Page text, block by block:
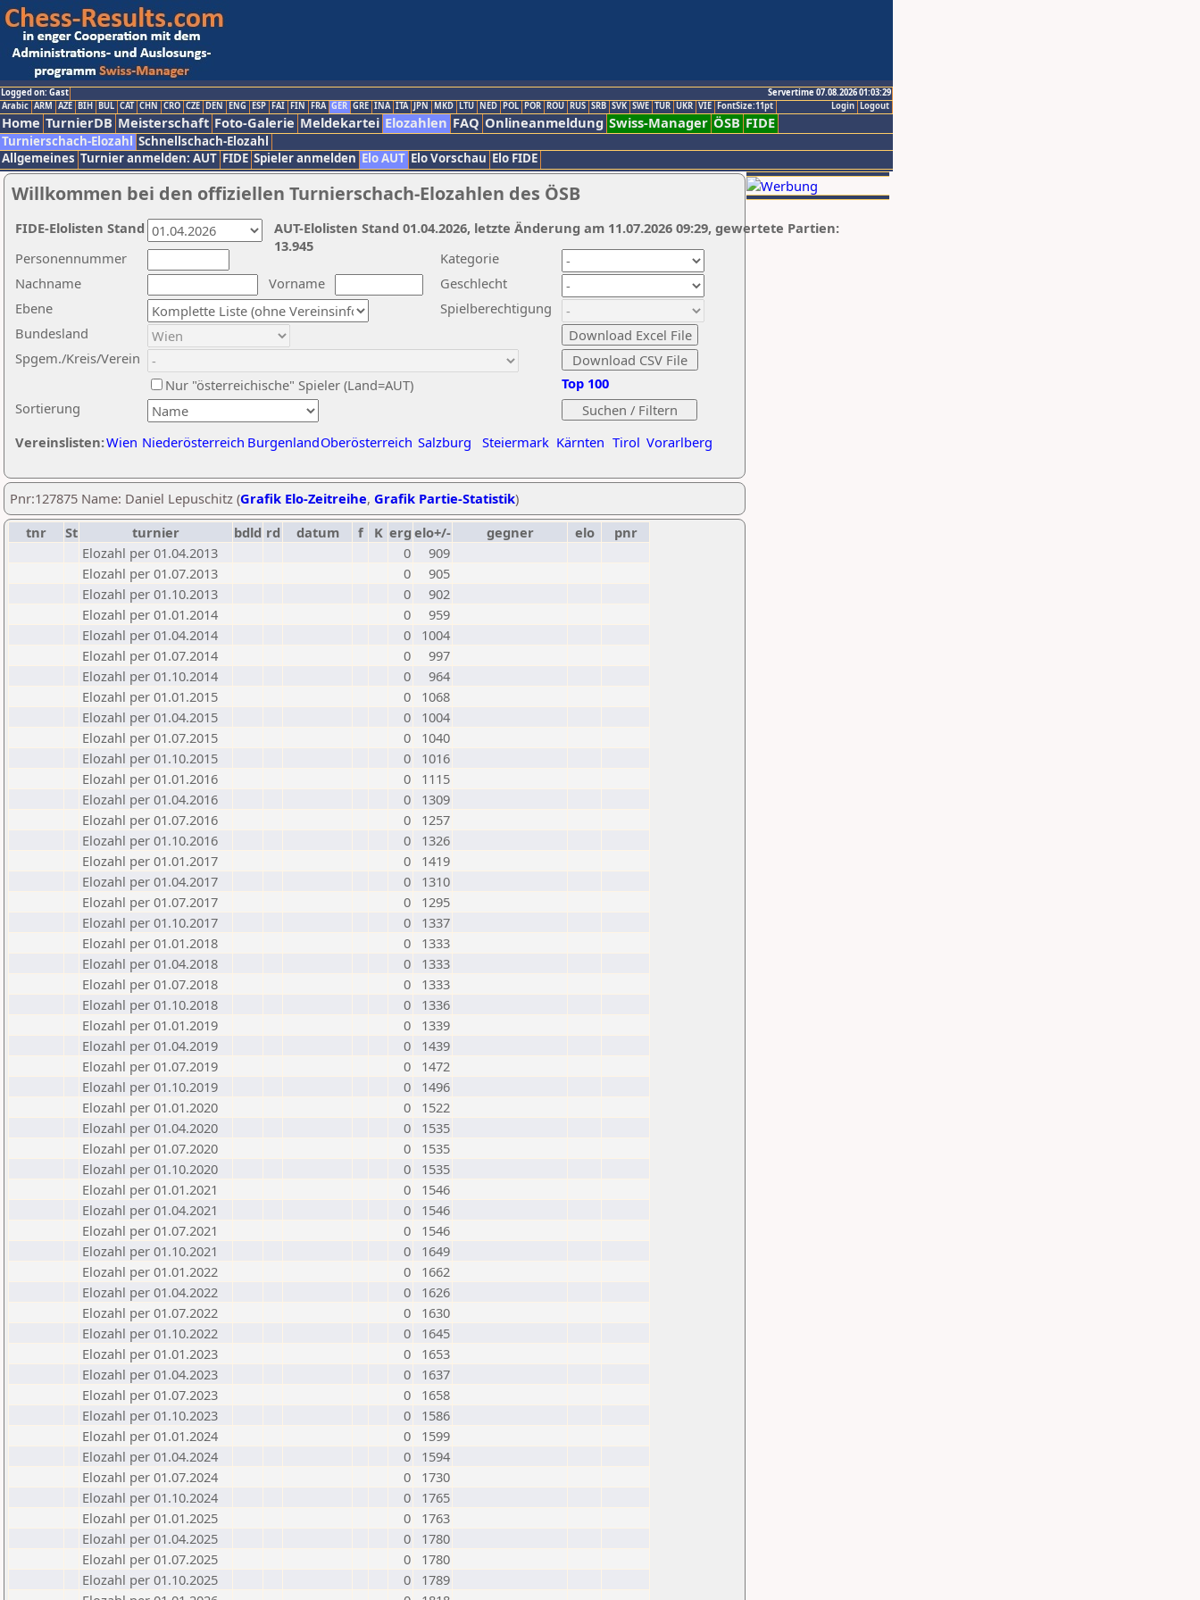
Logged on: Gast
Servertime 07.08.2026 01:03:29
Logout
Login
Arabic ARM AZE BIH BUL CAT CHN CRO CZE DEN ENG ESP FAI FIN FRA GER GRE INA ITA JPN MKD LTU NED POL POR ROU RUS SRB SVK SWE TUR UKR VIE FontSize:11pt
Home TurnierDB Meisterschaft Foto-Galerie Meldekartei Elozahlen FAQ Onlineanmeldung Swiss-Manager ÖSB FIDE
Turnierschach-Elozahl Schnellschach-Elozahl
Allgemeines Turnier anmelden: AUT FIDE Spieler anmelden Elo AUT Elo Vorschau Elo FIDE
Willkommen bei den offiziellen Turnierschach-Elozahlen des ÖSB
Nachname
Vorname
Ebene
Kategorie
Sortierung
Personennummer
Bundesland
Spgem./Kreis/Verein
Geschlecht
Nur "österreichische" Spieler (Land=AUT)
Spielberechtigung
Vereinslisten:Wien Niederösterreich BurgenlandOberösterreich Salzburg Steiermark Kärnten Tirol Vorarlberg
Top 100
AUT-Elolisten Stand 01.04.2026, letzte Änderung am 11.07.2026 09:29, gewertete Partien:
13.945
FIDE-Elolisten Stand
Pnr:127875 Name: Daniel Lepuschitz (Grafik Elo-Zeitreihe, Grafik Partie-Statistik)
tnr
St turnier bdld rd datum f K erg elo+/- gegner elo
pnr
Elozahl per 01.04.2013
0
909
Elozahl per 01.07.2013
0
905
Elozahl per 01.10.2013
0
902
Elozahl per 01.01.2014
0
959
Elozahl per 01.04.2014
0
1004
Elozahl per 01.07.2014
0
997
Elozahl per 01.10.2014
0
964
Elozahl per 01.01.2015
0
1068
Elozahl per 01.04.2015
0
1004
Elozahl per 01.07.2015
0
1040
Elozahl per 01.10.2015
0
1016
Elozahl per 01.01.2016
0
1115
Elozahl per 01.04.2016
0
1309
Elozahl per 01.07.2016
0
1257
Elozahl per 01.10.2016
0
1326
Elozahl per 01.01.2017
0
1419
Elozahl per 01.04.2017
0
1310
Elozahl per 01.07.2017
0
1295
Elozahl per 01.10.2017
0
1337
Elozahl per 01.01.2018
0
1333
Elozahl per 01.04.2018
0
1333
Elozahl per 01.07.2018
0
1333
Elozahl per 01.10.2018
0
1336
Elozahl per 01.01.2019
0
1339
Elozahl per 01.04.2019
0
1439
Elozahl per 01.07.2019
0
1472
Elozahl per 01.10.2019
0
1496
Elozahl per 01.01.2020
0
1522
Elozahl per 01.04.2020
0
1535
Elozahl per 01.07.2020
0
1535
Elozahl per 01.10.2020
0
1535
Elozahl per 01.01.2021
0
1546
Elozahl per 01.04.2021
0
1546
Elozahl per 01.07.2021
0
1546
Elozahl per 01.10.2021
0
1649
Elozahl per 01.01.2022
0
1662
Elozahl per 01.04.2022
0
1626
Elozahl per 01.07.2022
0
1630
Elozahl per 01.10.2022
0
1645
Elozahl per 01.01.2023
0
1653
Elozahl per 01.04.2023
0
1637
Elozahl per 01.07.2023
0
1658
Elozahl per 01.10.2023
0
1586
Elozahl per 01.01.2024
0
1599
Elozahl per 01.04.2024
0
1594
Elozahl per 01.07.2024
0
1730
Elozahl per 01.10.2024
0
1765
Elozahl per 01.01.2025
0
1763
Elozahl per 01.04.2025
0
1780
Elozahl per 01.07.2025
0
1780
Elozahl per 01.10.2025
0
1789